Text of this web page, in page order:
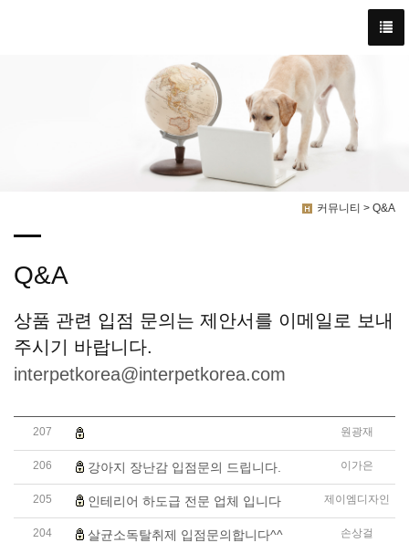
커뮤니티 > Q&A
Q&A
상품 관련 입점 문의는 제안서를 이메일로 보내
주시기 바랍니다.
interpetkorea@interpetkorea.com
207 원광재
206 강아지 장난감 입점문의 드립니다. 이가은
205 인테리어 하도급 전문 업체 입니다 제이엠디자인
204 살균소독탈취제 입점문의합니다^^ 손상걸